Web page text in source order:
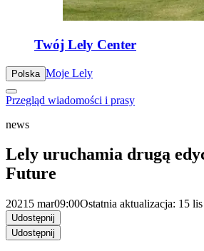
Twój Lely Center
Polska Moje Lely
Przegląd wiadomości i prasy
news
Lely uruchamia drugą
Future
2021 5 mar09:00Ostatnia aktualizacja: 15
Udostępnij
Udostępnij